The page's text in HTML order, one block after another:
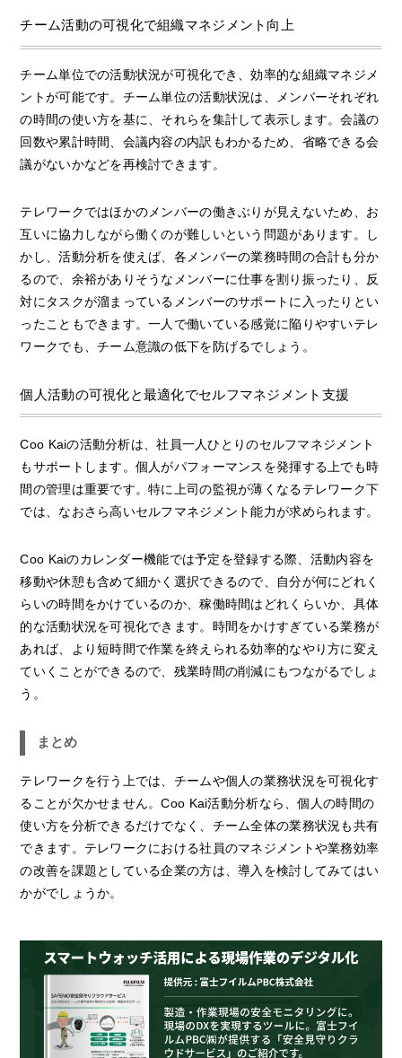
チーム活動の可視化で組織マネジメント向上
チーム単位での活動状況が可視化でき、効率的な組織マネジメ
ントが可能です。チーム単位の活動状況は、メンバーそれぞれ
の時間の使い方を基に、それらを集計して表示します。会議の
回数や累計時間、会議内容の内訳もわかるため、省略できる会
議がないかなどを再検討できます。
テレワークではほかのメンバーの働きぶりが見えないため、お
互いに協力しながら働くのが難しいという問題があります。し
かし、活動分析を使えば、各メンバーの業務時間の合計も分か
るので、余裕がありそうなメンバーに仕事を割り振ったり、反
対にタスクが溜まっているメンバーのサポートに入ったりとい
ったこともできます。一人で働いている感覚に陥りやすいテレ
ワークでも、チーム意識の低下を防げるでしょう。
個人活動の可視化と最適化でセルフマネジメント支援
Coo Kaiの活動分析は、社員一人ひとりのセルフマネジメント
もサポートします。個人がパフォーマンスを発揮する上でも時
間の管理は重要です。特に上司の監視が薄くなるテレワーク下
では、なおさら高いセルフマネジメント能力が求められます。
Coo Kaiのカレンダー機能では予定を登録する際、活動内容を
移動や休憩も含めて細かく選択できるので、自分が何にどれく
らいの時間をかけているのか、稼働時間はどれくらいか、具体
的な活動状況を可視化できます。時間をかけすぎている業務が
あれば、より短時間で作業を終えられる効率的なやり方に変え
ていくことができるので、残業時間の削減にもつながるでしょ
う。
まとめ
テレワークを行う上では、チームや個人の業務状況を可視化す
ることが欠かせません。Coo Kai活動分析なら、個人の時間の
使い方を分析できるだけでなく、チーム全体の業務状況も共有
できます。テレワークにおける社員のマネジメントや業務効率
の改善を課題としている企業の方は、導入を検討してみてはい
かがでしょうか。